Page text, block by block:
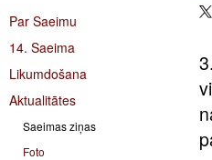
Par Saeimu
14. Saeima
Likumdošana
Aktualitātes
Saeimas ziņas
Foto